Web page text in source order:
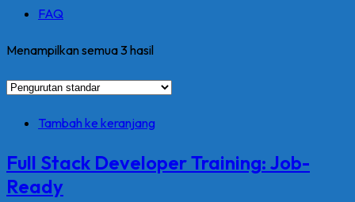
FAQ
Menampilkan semua 3 hasil
Tambah ke keranjang
Full Stack Developer Training: Job-
Ready